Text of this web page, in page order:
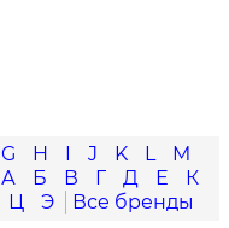
G H I J K L
M
А Б В Г Д Е
К
Ц Э